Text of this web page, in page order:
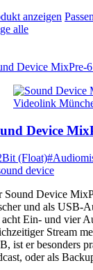
anzeigen
alle
Device MixPre-
Device
(Float)
device
Sound Device
und als USB-
Ein- und vier
Stream
ist er besonders
oder als